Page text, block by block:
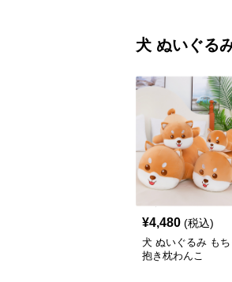
犬 ぬいぐる
¥4,480 (税込)
犬 ぬいぐるみ もち
抱き枕わんこ